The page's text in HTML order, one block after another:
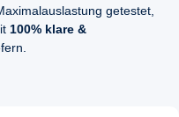
getestet,
100% klare &